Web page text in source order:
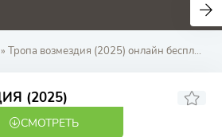
» Тропа возмездия (2025) онлайн бесплатно на LordFilm
(2025)
СМОТРЕТЬ